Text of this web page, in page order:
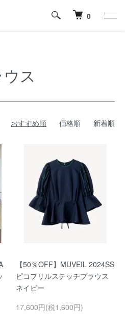
0
ス
おすすめ順 価格順 新着順
【50％OFF】MUVEIL 2024SS
ピコフリルステッチブラウス
ネイビー
17,600円(税1,600円)